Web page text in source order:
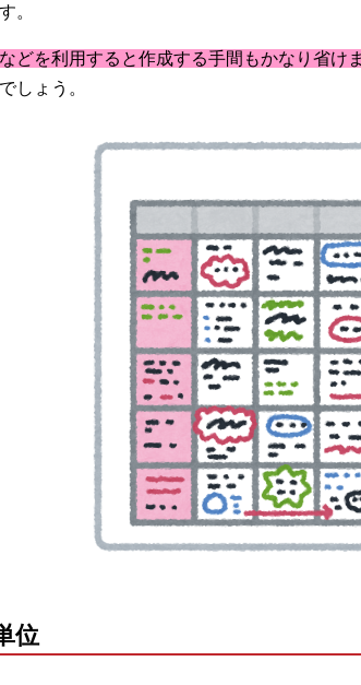
。
どを利用すると作成する手間もかなり省け
しょう。
位